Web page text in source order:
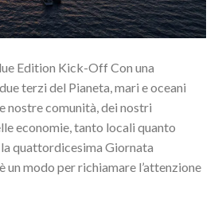
Edition Kick-Off Con una
terzi del Pianeta, mari e oceani
nostre comunità, dei nostri
economie, tanto locali quanto
quattordicesima Giornata
un modo per richiamare l’attenzione